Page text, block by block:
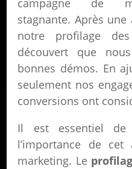
campagne de
stagnante. Après
notre profilage
découvert que
bonnes démos. En
seulement nos
conversions ont
Il est essentiel de
l’importance de
marketing. Le